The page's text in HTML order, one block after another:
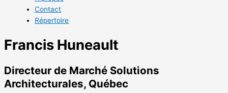
Contact
Répertoire
Francis Huneault
Directeur de Marché Solutions
Architecturales, Québec